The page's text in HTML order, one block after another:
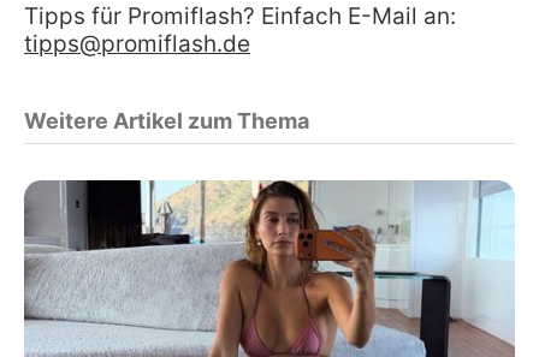
Tipps für Promiflash? Einfach E-Mail an:
tipps@promiflash.de
Weitere Artikel zum Thema